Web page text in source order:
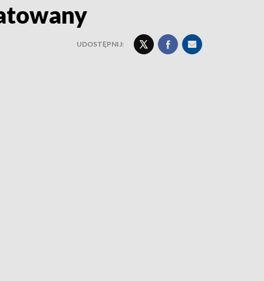
UDOSTĘPNIJ: